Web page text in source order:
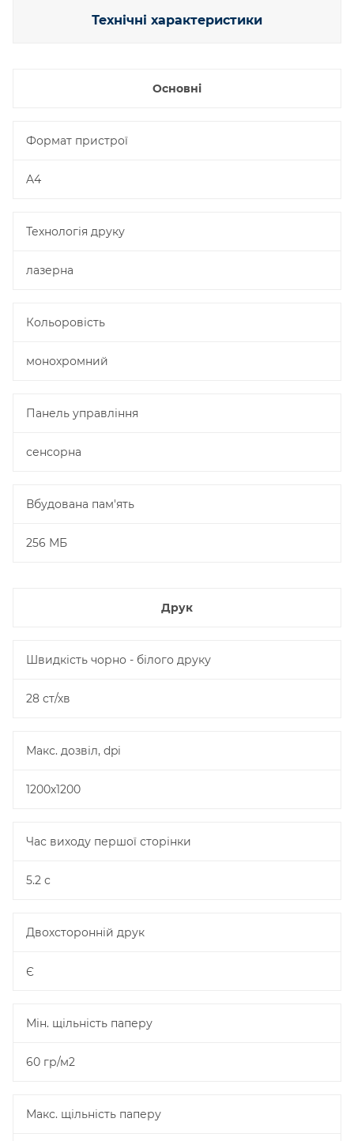
Технічні характеристики
Основні
Формат пристрої
A4
Технологія друку
лазерна
Кольоровість
монохромний
Панель управління
сенсорна
Вбудована пам'ять
256 МБ
Друк
Швидкість чорно - білого друку
28 ст/хв
Макс. дозвіл, dpi
1200х1200
Час виходу першої сторінки
5.2 с
Двохсторонній друк
Є
Мін. щільність паперу
60 гр/м2
Макс. щільність паперу